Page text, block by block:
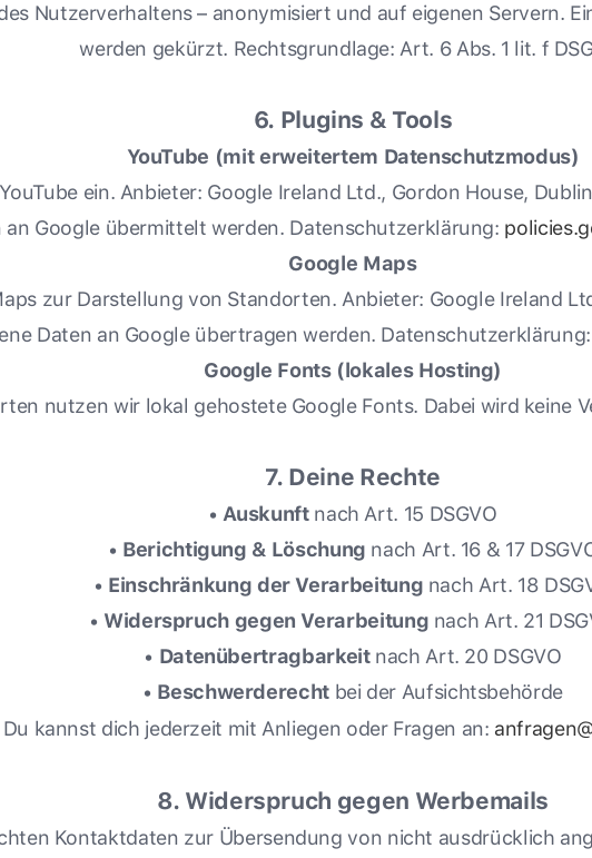
Nutzerverhaltens – anonymisiert und auf eigenen Servern.
werden gekürzt. Rechtsgrundlage: Art. 6 Abs. 1 lit. f
6. Plugins & Tools
YouTube (mit erweitertem Datenschutzmodus)
ein. Anbieter: Google Ireland Ltd., Gordon House,
an Google übermittelt werden. Datenschutzerklärung:
Google Maps
zur Darstellung von Standorten. Anbieter: Google Ireland
Daten an Google übertragen werden. Datenschutzerklärung:
Google Fonts (lokales Hosting)
nutzen wir lokal gehostete Google Fonts. Dabei wird keine
7. Deine Rechte
• Auskunftnach Art. 15 DSGVO
• Berichtigung & Löschung nach Art. 16 & 17
• Einschränkung der Verarbeitung nach Art. 18
• Widerspruch gegen Verarbeitung nach Art. 21
• Datenübertragbarkeitnach Art. 20 DSGVO
• Beschwerderechtbei der Aufsichtsbehörde
Du kannst dich jederzeit mit Anliegen oder Fragen an:
8. Widerspruch gegen Werbemails
Kontaktdaten zur Übersendung von nicht ausdrücklich